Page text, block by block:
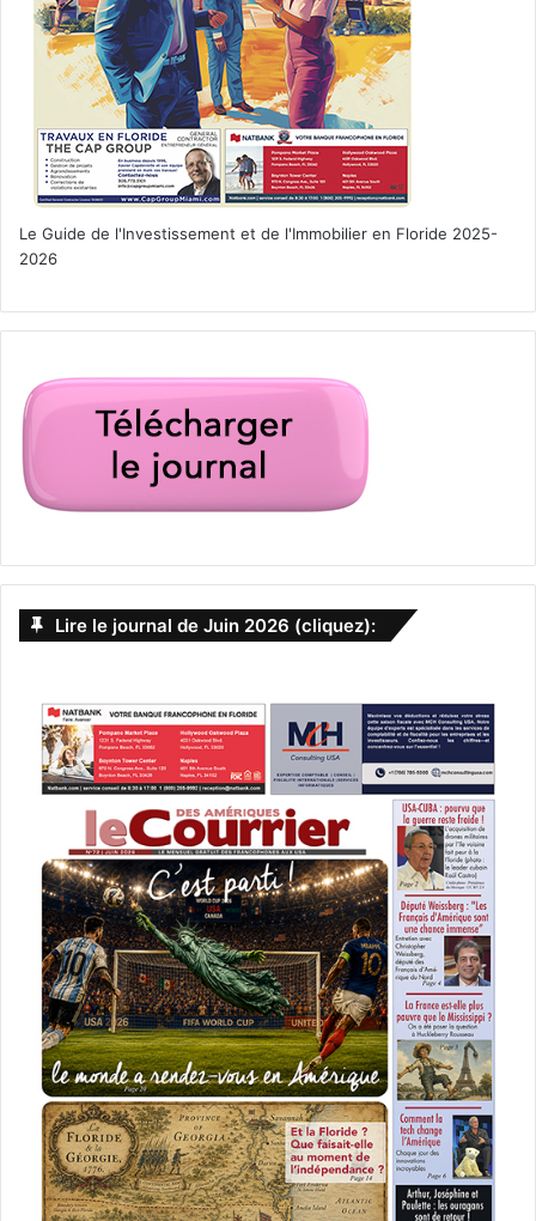
Le Guide de l'Investissement et de l'Immobilier en Floride 2025-
2026
Lire le journal de Juin 2026 (cliquez):